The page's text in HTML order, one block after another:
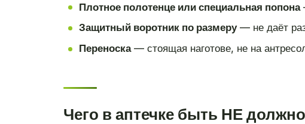
Плотное полотенце или специальная попона
Защитный воротник по размеру— не даёт
Переноска— стоящая наготове, не на
Чего в аптечке быть НЕ должно